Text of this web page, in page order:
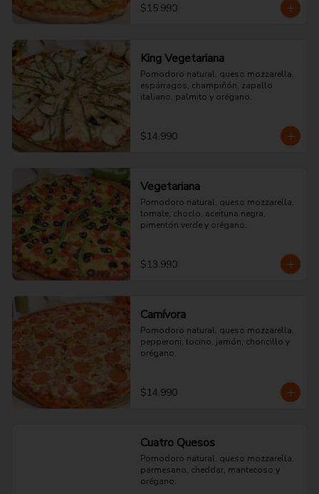
$15.990
King Vegetariana
Pomodoro natural, queso mozzarella,
espárragos, champiñón, zapallo
italiano, palmito y orégano.
$14.990
Vegetariana
Pomodoro natural, queso mozzarella,
tomate, choclo, aceituna negra,
pimentón verde y orégano.
$13.990
Carnívora
Pomodoro natural, queso mozzarella,
pepperoni, tocino, jamón, choricillo y
orégano.
$14.990
Cuatro Quesos
Pomodoro natural, queso mozzarella,
parmesano, cheddar, mantecoso y
orégano.